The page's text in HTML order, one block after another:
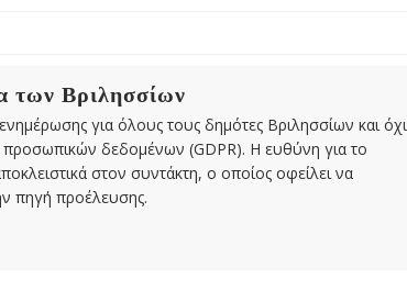
Βριλησσίων
για όλους τους δημότες Βριλησσίων και όχι
προσωπικών δεδομένων (GDPR). Η ευθύνη για το
στον συντάκτη, ο οποίος οφείλει να
πηγή προέλευσης.